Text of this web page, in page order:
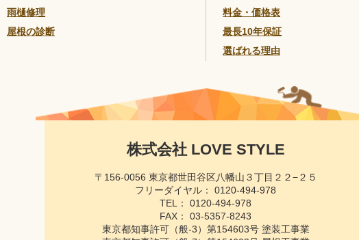
雨樋修理
屋根の診断
料金・価格表
最長10年保証
選ばれる理由
株式会社 LOVE STYLE
〒156-0056 東京都世田谷区八幡山３丁目２２−２５
フリーダイヤル： 0120-494-978
TEL： 0120-494-978
FAX： 03-5357-8243
東京都知事許可（般-3） 第154603号 塗装工事業